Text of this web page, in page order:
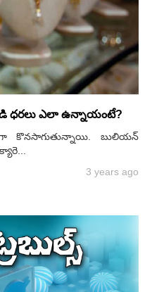
ధరలు ఎలా ఉన్నాయంటే?
కొనసాగుతున్నాయి. బులియన్
3 years ago